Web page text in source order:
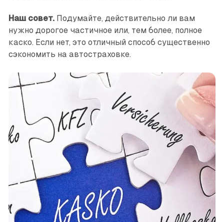
Наш совет.Подумайте, действительно ли вам
нужно дорогое частичное или, тем более, полное
каско. Если нет, это отличный способ существенно
сэкономить на автостраховке.